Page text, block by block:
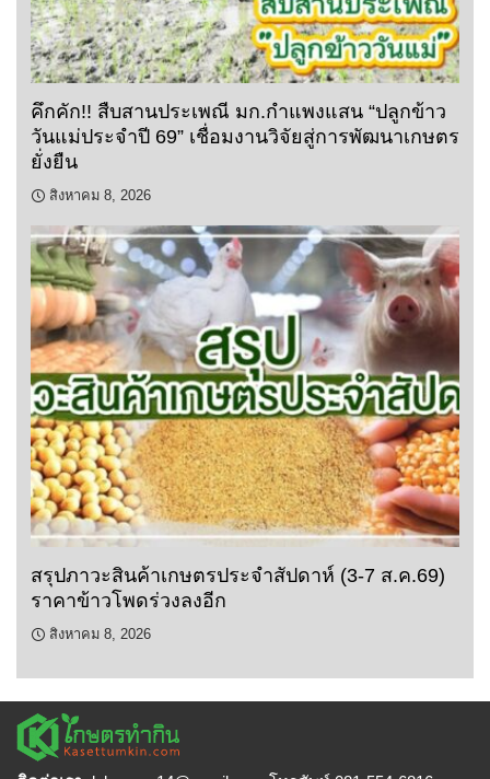
คึกคัก!! สืบสานประเพณี มก.กำแพงแสน “ปลูกข้าว
วันแม่ประจำปี 69” เชื่อมงานวิจัยสู่การพัฒนาเกษตร
ยั่งยืน
สิงหาคม 8, 2026
สรุปภาวะสินค้าเกษตรประจำสัปดาห์ (3-7 ส.ค.69)
ราคาข้าวโพดร่วงลงอีก
สิงหาคม 8, 2026